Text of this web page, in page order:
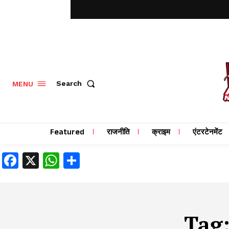
MENU Search
Featured राजनीति क्राइम एंटरटेनमेंट
Facebook
X WhatsApp